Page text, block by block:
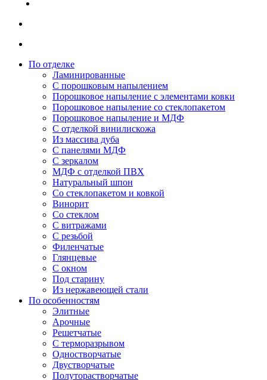
По отделке
Ламинированные
С порошковым напылением
Порошковое напыление с элементами ковки
Порошковое напыление со стеклопакетом
Порошковое напыление и МДФ
С отделкой винилискожа
Из массива дуба
С панелями МДФ
С зеркалом
МДФ с отделкой ПВХ
Натуральный шпон
Со стеклопакетом и ковкой
Винорит
Со стеклом
С витражами
С резьбой
Филенчатые
Глянцевые
С окном
Под старину
Из нержавеющей стали
По особенностям
Элитные
Арочные
Решетчатые
С терморазрывом
Одностворчатые
Двустворчатые
Полуторастворчатые